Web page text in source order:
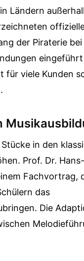
Ländern
der Piraterie bei
eingeführt
für viele Kunden
in den
Prof. Dr.
Fachvortrag,
das
Die